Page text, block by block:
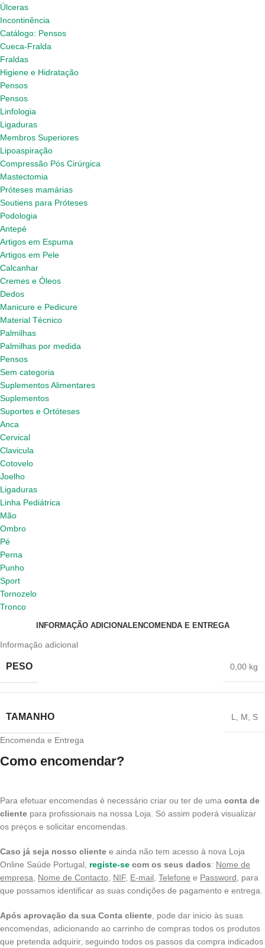
Úlceras
Incontinência
Catálogo: Pensos
Cueca-Fralda
Fraldas
Higiene e Hidratação
Pensos
Pensos
Linfologia
Ligaduras
Membros Superiores
Lipoaspiração
Compressão Pós Cirúrgica
Mastectomia
Próteses mamárias
Soutiens para Próteses
Podologia
Antepé
Artigos em Espuma
Artigos em Pele
Calcanhar
Cremes e Óleos
Dedos
Manicure e Pedicure
Material Técnico
Palmilhas
Palmilhas por medida
Pensos
Sem categoria
Suplementos Alimentares
Suplementos
Suportes e Ortóteses
Anca
Cervical
Clavicula
Cotovelo
Joelho
Ligaduras
Linha Pediátrica
Mão
Ombro
Pé
Perna
Punho
Sport
Tornozelo
Tronco
INFORMAÇÃO ADICIONALENCOMENDA E ENTREGA
Informação adicional
PESO 0,00 kg
TAMANHO L, M, S
Encomenda e Entrega
Como encomendar?
Para efetuar encomendas é necessário criar ou ter de uma conta de
cliente para profissionais na nossa Loja. Só assim poderá visualizar
os preços e solicitar encomendas.
Caso já seja nosso cliente e ainda não tem acesso à nova Loja
Online Saúde Portugal, registe-se com os seus dados: Nome de
empresa, Nome de Contacto, NIF, E-mail, Telefone e Password, para
que possamos identificar as suas condições de pagamento e entrega.
Após aprovação da sua Conta cliente, pode dar inicio às suas
encomendas, adicionando ao carrinho de compras todos os produtos
que pretenda adquirir, seguindo todos os passos da compra indicados